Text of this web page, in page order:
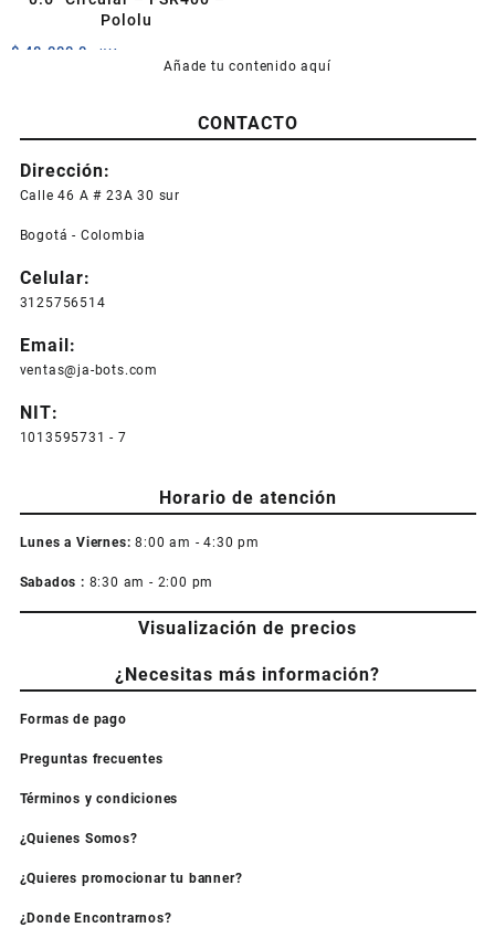
Pololu
$ 48.000,0 +IVA
Añade tu contenido aquí
CONTACTO
Dirección:
Calle 46 A # 23A 30 sur
Bogotá - Colombia
Celular:
3125756514
Email:
ventas@ja-bots.com
NIT:
1013595731 - 7
Horario de atención
Lunes a Viernes: 8:00 am - 4:30 pm
Sabados : 8:30 am - 2:00 pm
Visualización de precios
¿Necesitas más información?
Formas de pago
Preguntas frecuentes
Términos y condiciones
¿Quienes Somos?
¿Quieres promocionar tu banner?
¿Donde Encontrarnos?